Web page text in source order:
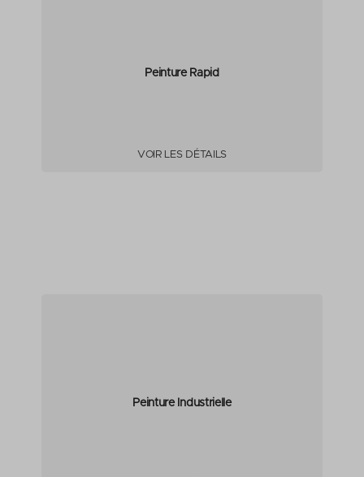
Peinture Rapid
VOIR LES DÉTAILS
Peinture Industrielle